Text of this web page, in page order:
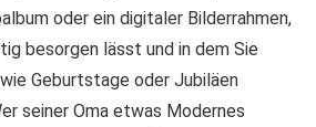
oder ein digitaler Bilderrahmen,
besorgen lässt und in dem Sie
wie Geburtstage oder Jubiläen
seiner Oma etwas Modernes